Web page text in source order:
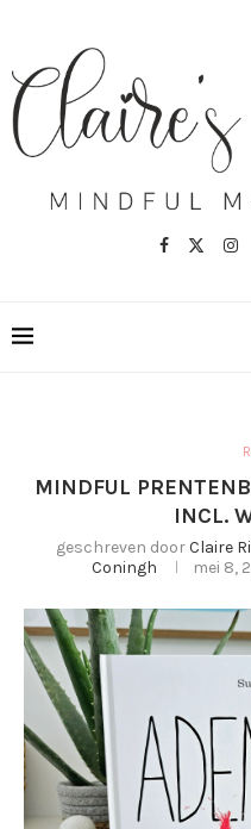
MINDFUL
INCL.
geschreven doorClaire
Coningh
mei 8,